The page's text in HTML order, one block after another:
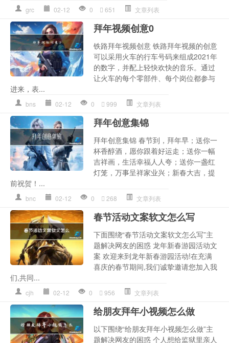
grc 02-12 0 651 文章列表
拜年视频创意0
铁路拜年视频创意 铁路拜年视频的创意
可以采用火车的行车号码来组成2021年
的数字，并配上轻快欢快的音乐。通过
让火车的每个零部件、每个岗位都参与
进来，表...
bns 02-12 0 999 文章列表
拜年创意集锦
拜年创意集锦 春节到，拜年早；送你一
杯香醇酒，愿你跟着好运走；送你一幅
吉祥画，生活幸福人人夸；送你一盏红
灯笼，万事呈祥家业兴；新春大吉，提
前祝贺！...
bnc 02-12 0 268 文章列表
春节活动文案软文怎么写
下面围绕“春节活动文案软文怎么写”主
题解决网友的困惑 龙年新春游园活动文
案 欢迎来到龙年新春游园活动!在充满
喜庆的春节期间,我们诚挚邀请您加入我
们,共同...
cjh 02-12 0 956 文章列表
给朋友拜年小视频怎么做
以下围绕“给朋友拜年小视频怎么做”主
题解决网友的困惑 个人想给监狱里亲人